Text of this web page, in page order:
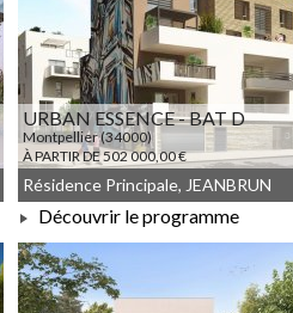
URBAN ESSENCE - BAT D
Montpellier (34000)
À PARTIR DE 502 000,00 €
À PARTIR DE 502 000,00 €
Résidence Principale, JEANBRUN
Découvrir le programme